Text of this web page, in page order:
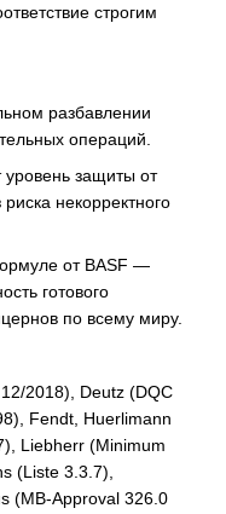
строгим
разбавлении
операций.
уровень защиты от
некорректного
от BASF —
готового
по всему миру.
2018), Deutz (DQC
Fendt, Huerlimann
Liebherr (Minimum
(Liste 3.3.7),
(MB-Approval 326.0